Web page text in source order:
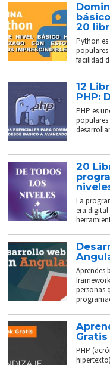
20
Python
facilidad
12
PHP:
PHP es
20
La
era digital
Aprendes
personas
Gratis
PHP